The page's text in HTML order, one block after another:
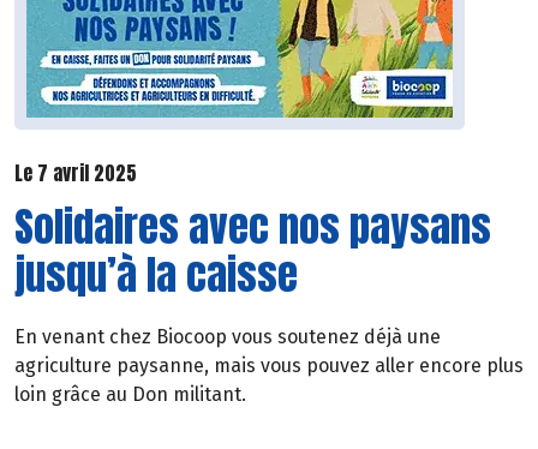
Le 7 avril 2025
Solidaires avec nos paysans
jusqu’à la caisse
En venant chez Biocoop vous soutenez déjà une
agriculture paysanne, mais vous pouvez aller encore plus
loin grâce au Don militant.